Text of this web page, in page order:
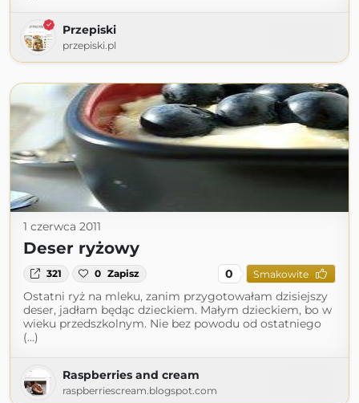
Przepiski
przepiski.pl
1 czerwca 2011
Deser ryżowy
321 0 Zapisz 0 Smakowite
Ostatni ryż na mleku, zanim przygotowałam dzisiejszy
deser, jadłam będąc dzieckiem. Małym dzieckiem, bo w
wieku przedszkolnym. Nie bez powodu od ostatniego
(...)
Raspberries and cream
raspberriescream.blogspot.com